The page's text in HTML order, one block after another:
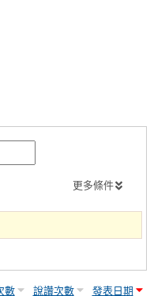
更多條件
數 說讚次數 發表日期